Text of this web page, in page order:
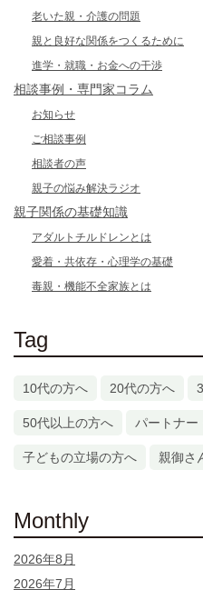
老いた親・介護の問題
親と良好な関係をつくるために
進学・就職・お金への干渉
相談事例・専門家コラム
お知らせ
ご相談事例
相談者の声
親子の悩み解決ラジオ
親子関係の基礎知識
アダルトチルドレンとは
愛着・共依存・心理学の基礎
毒親・機能不全家族とは
Tag
10代の方へ 20代の方へ
50代以上の方へ パートナー
子どもの立場の方へ 親御さ
Monthly
2026年8月
2026年7月